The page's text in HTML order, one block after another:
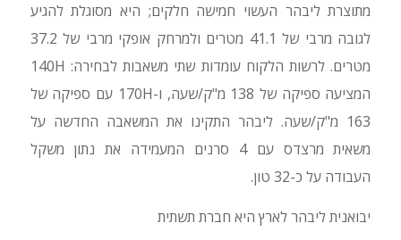
מתוצרת ליבהר העשוי חמישה חלקים; היא מסוגלת להגיע
לגובה מרבי של 41.1 מטרים ולמרחק אופקי מרבי של 37.2
מטרים. לרשות הלקוח עומדות שתי משאבות לבחירה: 140H
המציעה ספיקה של 138 מ"ק/שעה, ו-170H עם ספיקה של
163 מ"ק/שעה. ליבהר התקינו את המשאבה החדשה על
משאית מרצדס עם 4 סרנים המעמידה את נתון משקל
העבודה על כ-32 טון.
יבואנית ליבהר לארץ היא חברת תשתית